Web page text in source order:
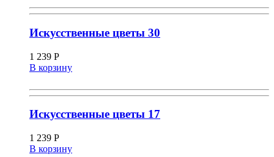
Искусственные цветы 30
1 239 Р
В корзину
Искусственные цветы 17
1 239 Р
В корзину